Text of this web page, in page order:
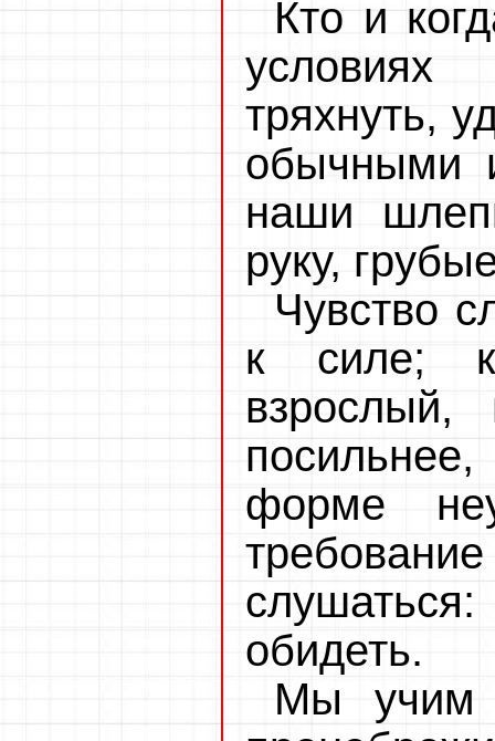
Кто и
тряхнуть,
обычными
наши
руку,
Чувство
к силе;
форме
обидеть.
Мы учим